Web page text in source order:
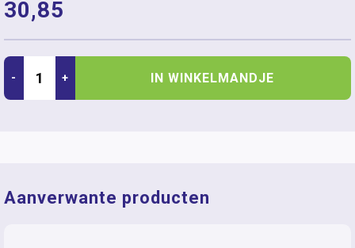
30,85
- + IN WINKELMANDJE
Aanverwante producten